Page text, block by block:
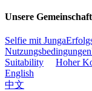
Unsere Gemeinschaft
Selfie mit Junga
Nutzungsbedingungen
Suitability
Hoher
English
中文